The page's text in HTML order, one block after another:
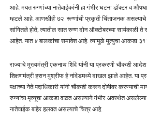
आहे. मयत रुग्णांच्या नातेवाईकांनी हा गंभीर घटना डॉक्टर व
म्हटले आहे. आणखीही ७२ रूग्णांची प्रकृती चिंताजनक असल्याचे
सांगितले होते, त्यातील सात रुग्ण दोन ऑक्टोबरच्या सायंकाळी ते
आहेत. यात ४ बालकांचा समावेश आहे. त्यामुळे मुत्युचा आकडा ३१
राज्याचे मुख्यमंत्री एकनाथ शिंदे यांनी या प्रकरणी चौकशी
शिक्षणमंत्री हसन मुश्रीफ हे नांदेडमध्ये दाखल झाले आहेत. या
पक्षाच्या नेते पदाधिकारी यांनी चौकशी करून दोषीवर करण्याची
रुग्णांचा मृत्यूचा आकडा वाढत असल्याने गंभीर अवस्थेत असलेल्या
नातेवाईक बाहेर हलवत असल्याचे चित्र आहे.